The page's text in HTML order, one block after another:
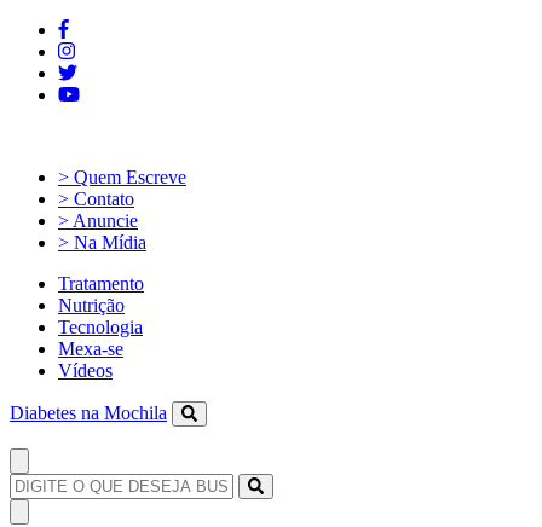
> Quem Escreve
> Contato
> Anuncie
> Na Mídia
Tratamento
Nutrição
Tecnologia
Mexa-se
Vídeos
Diabetes na Mochila